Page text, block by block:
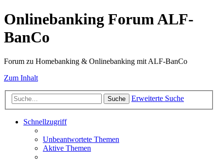
Onlinebanking Forum ALF-
BanCo
Forum zu Homebanking & Onlinebanking mit ALF-BanCo
Zum Inhalt
Suche Erweiterte Suche
Schnellzugriff
Unbeantwortete Themen
Aktive Themen